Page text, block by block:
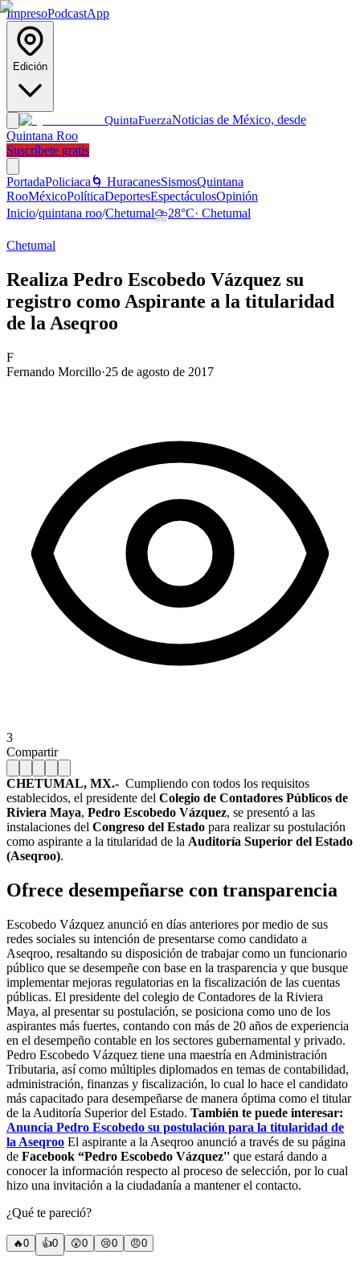
ImpresoPodcastApp
Edición
QuintaFuerzaNoticias de México, desde
Quintana Roo
Suscríbete gratis
PortadaPoliciaca 🌀 HuracanesSismosQuintana
RooMéxicoPolíticaDeportesEspectáculosOpinión
Inicio/quintana roo/Chetumal⛈️28°C· Chetumal
Chetumal
Realiza Pedro Escobedo Vázquez su
registro como Aspirante a la titularidad
de la Aseqroo
F
Fernando Morcillo·25 de agosto de 2017
3
Compartir
CHETUMAL, MX.- Cumpliendo con todos los requisitos
establecidos, el presidente del Colegio de Contadores Públicos de
Riviera Maya, Pedro Escobedo Vázquez, se presentó a las
instalaciones del Congreso del Estado para realizar su postulación
como aspirante a la titularidad de la Auditoría Superior del Estado
(Aseqroo).
Ofrece desempeñarse con transparencia
Escobedo Vázquez anunció en días anteriores por medio de sus
redes sociales su intención de presentarse como candidato a
Aseqroo, resaltando su disposición de trabajar como un funcionario
público que se desempeñe con base en la trasparencia y que busque
implementar mejoras regulatorias en la fiscalización de las cuentas
públicas. El presidente del colegio de Contadores de la Riviera
Maya, al presentar su postulación, se posiciona como uno de los
aspirantes más fuertes, contando con más de 20 años de experiencia
en el desempeño contable en los sectores gubernamental y privado.
Pedro Escobedo Vázquez tiene una maestría en Administración
Tributaria, así como múltiples diplomados en temas de contabilidad,
administración, finanzas y fiscalización, lo cual lo hace el candidato
más capacitado para desempeñarse de manera óptima como el titular
de la Auditoría Superior del Estado. También te puede interesar:
Anuncia Pedro Escobedo su postulación para la titularidad de
la Aseqroo El aspirante a la Aseqroo anunció a través de su página
de Facebook “Pedro Escobedo Vázquez'' que estará dando a
conocer la información respecto al proceso de selección, por lo cual
hizo una invitación a la ciudadanía a mantener el contacto.
¿Qué te pareció?
🔥0 👍0 😲0 😢0 😠0